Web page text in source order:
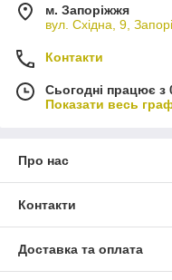
м. Запоріжжя
вул. Східна, 9,
Контакти
Сьогодні працює з
Показати весь
Про нас
Контакти
Доставка та оплата